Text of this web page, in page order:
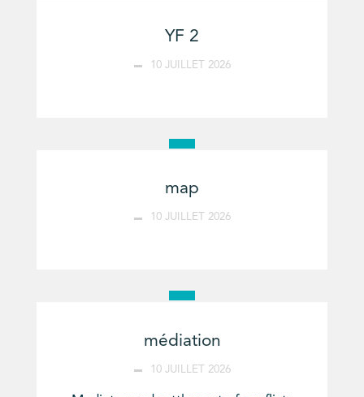
YF 2
10 JUILLET 2026
map
10 JUILLET 2026
médiation
10 JUILLET 2026